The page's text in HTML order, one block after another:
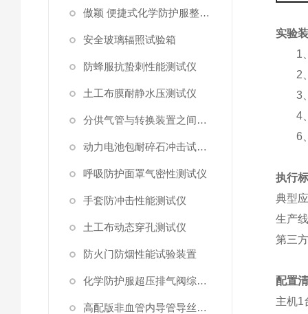
傲颖 便捷式化学防护服整体气密性测试仪
安全玻璃辐照试验箱
防蜂服抗蛰刺性能测试仪
土工布膜耐静水压测试仪
分供气管与转换装置之间连接强度试验机
动力电池包耐碎石冲击试验机
呼吸防护面罩气密性测试仪
手套防冲击性能测试仪
土工布动态穿孔测试仪
防火门防烟性能试验装置
化学防护服超压排气阀综合性测试仪
高配版非血管内导管导丝滑动性能测试仪
实验
1
2
3
4
6
执行
典型
生产
第三
配置
主机1